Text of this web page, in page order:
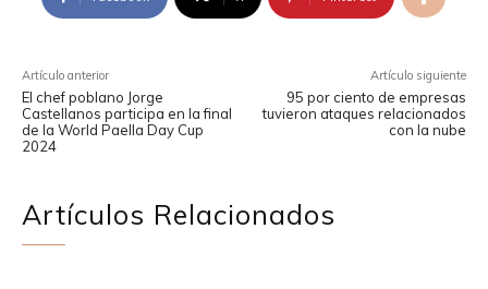
Artículo anterior
El chef poblano Jorge
Castellanos participa en la final
de la World Paella Day Cup
2024
Artículo siguiente
95 por ciento de empresas
tuvieron ataques relacionados
con la nube
Artículos Relacionados